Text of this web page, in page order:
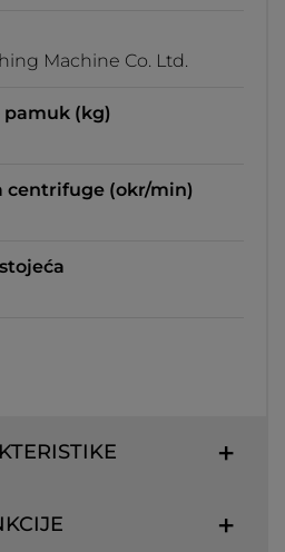
Machine Co. Ltd.
(kg)
centrifuge (okr/min)